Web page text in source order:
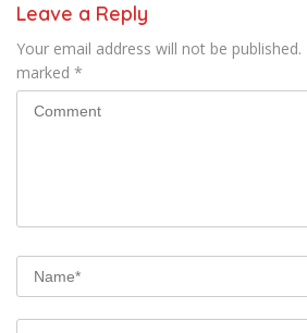
Leave a Reply
Your email address will not be published.
marked *